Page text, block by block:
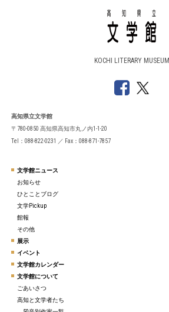
KOCHI LITERARY MUSEUM
高知県立文学館
〒780-0850 高知県高知市丸ノ内1-1-20
Tel：088-822-0231 ／ Fax：088-871-7857
文学館ニュース
お知らせ
ひとことブログ
文学Pickup
館報
その他
展示
イベント
文学館カレンダー
文学館について
ごあいさつ
高知と文学者たち